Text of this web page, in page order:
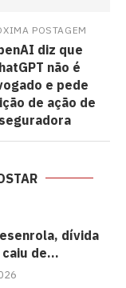
POSTAGEM
diz que
não é
e pede
de ação de
seguradora
dívida
de...